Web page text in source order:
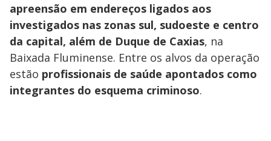
apreensão em endereços ligados aos
investigados nas zonas sul, sudoeste e centro
da capital, além de Duque de Caxias, na
Baixada Fluminense. Entre os alvos da operação
estão profissionais de saúde apontados como
integrantes do esquema criminoso.